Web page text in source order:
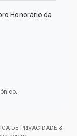
Honorário da
DE PRIVACIDADE &